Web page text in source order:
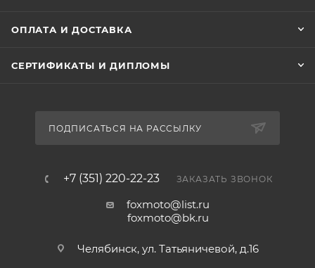
ОПЛАТА И ДОСТАВКА
СЕРТИФИКАТЫ И ДИПЛОМЫ
ПОДПИСАТЬСЯ НА РАССЫЛКУ
+7 (351) 220-22-23 ЗАКАЗАТЬ ЗВОНОК
foxmoto@list.ru
foxmoto@bk.ru
Челябинск, ул. Татьяничевой, д.16